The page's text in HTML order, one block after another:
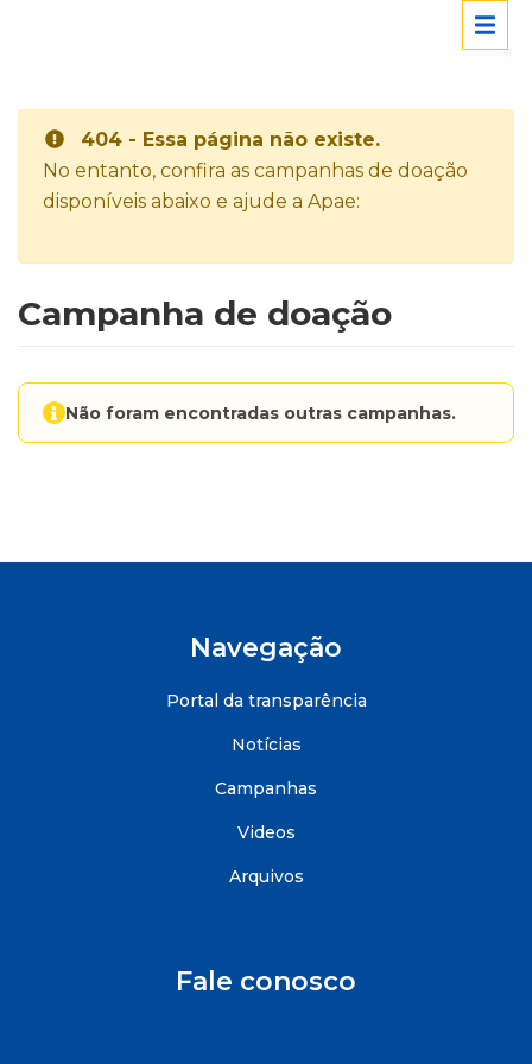
404 - Essa página não existe.
No entanto, confira as campanhas de doação
disponíveis abaixo e ajude a Apae:
Campanha de doação
Não foram encontradas outras campanhas.
Navegação
Portal da transparência
Notícias
Campanhas
Videos
Arquivos
Fale conosco